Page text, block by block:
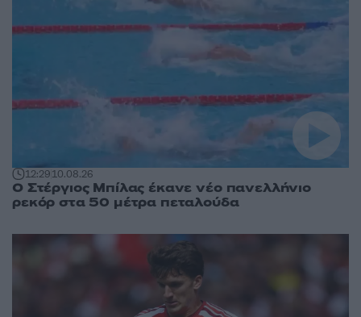
12:2910.08.26
Ο Στέργιος Μπίλας έκανε νέο πανελλήνιο
ρεκόρ στα 50 μέτρα πεταλούδα